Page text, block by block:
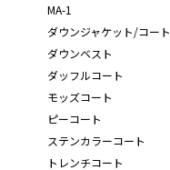
MA-1
ダウンジャケット/コート
ダウンベスト
ダッフルコート
モッズコート
ピーコート
ステンカラーコート
トレンチコート